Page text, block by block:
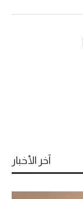
آخر الأخبار